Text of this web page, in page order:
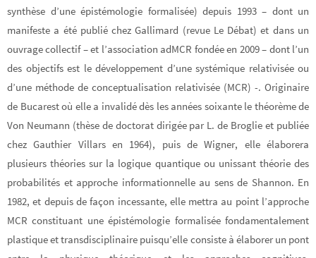
synthèse d’une épistémologie formalisée) depuis 1993 – dont un
manifeste a été publié chez Gallimard (revue Le Débat) et dans un
ouvrage collectif – et l’association adMCR fondée en 2009 – dont l’un
des objectifs est le développement d’une systémique relativisée ou
d’une méthode de conceptualisation relativisée (MCR) -. Originaire
de Bucarest où elle a invalidé dès les années soixante le théorème de
Von Neumann (thèse de doctorat dirigée par L. de Broglie et publiée
chez Gauthier Villars en 1964), puis de Wigner, elle élaborera
plusieurs théories sur la logique quantique ou unissant théorie des
probabilités et approche informationnelle au sens de Shannon. En
1982, et depuis de façon incessante, elle mettra au point l’approche
MCR constituant une épistémologie formalisée fondamentalement
plastique et transdisciplinaire puisqu’elle consiste à élaborer un pont